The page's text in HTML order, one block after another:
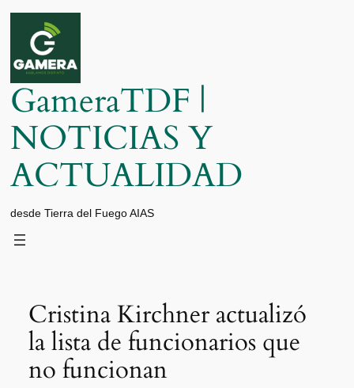
Saltar
contenido
GameraTDF |
NOTICIAS Y
ACTUALIDAD
desde Tierra del Fuego AIAS
Cristina Kirchner actualizó
la lista de funcionarios que
no funcionan